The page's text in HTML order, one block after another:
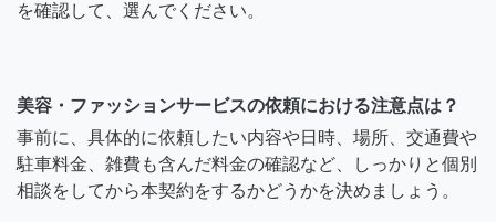
を確認して、選んでください。
美容・ファッションサービスの依頼における注意点は？
事前に、具体的に依頼したい内容や日時、場所、交通費や
駐車料金、雑費も含んだ料金の確認など、しっかりと個別
相談をしてから本契約をするかどうかを決めましょう。